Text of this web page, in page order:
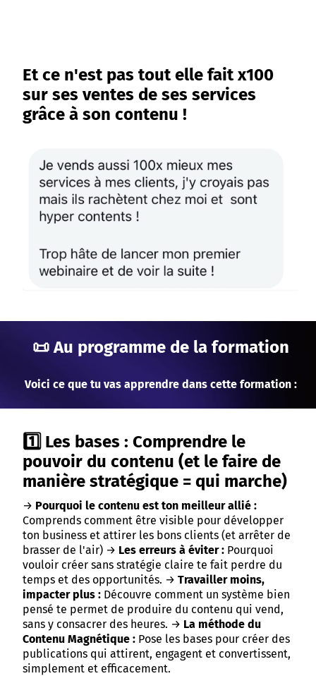
Et ce n'est pas tout elle fait x100
sur ses ventes de ses services
grâce à son contenu !
📜 Au programme de la formation
Voici ce que tu vas apprendre dans cette formation :
1️⃣ Les bases : Comprendre le
pouvoir du contenu (et le faire de
manière stratégique = qui marche)
→ Pourquoi le contenu est ton meilleur allié :
Comprends comment être visible pour développer
ton business et attirer les bons clients (et arrêter de
brasser de l'air) → Les erreurs à éviter : Pourquoi
vouloir créer sans stratégie claire te fait perdre du
temps et des opportunités. → Travailler moins,
impacter plus : Découvre comment un système bien
pensé te permet de produire du contenu qui vend,
sans y consacrer des heures. → La méthode du
Contenu Magnétique : Pose les bases pour créer des
publications qui attirent, engagent et convertissent,
simplement et efficacement.